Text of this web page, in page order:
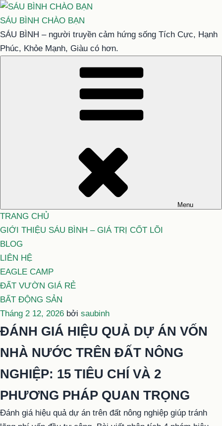
Chuyển
đến
phần
nội
SÁU BÌNH CHÀO BẠN
SÁU BÌNH – người truyền cảm hứng sống Tích Cực, Hạnh
Phúc, Khỏe Mạnh, Giàu có hơn.
Menu
TRANG CHỦ
GIỚI THIỆU SÁU BÌNH – GIÁ TRỊ CỐT LÕI
BLOG
LIÊN HỆ
EAGLE CAMP
ĐẤT VƯỜN GIÁ RẺ
BẤT ĐỘNG SẢN
Đăng
trong
Tháng 2 12, 2026 bởi saubinh
ĐÁNH GIÁ HIỆU QUẢ DỰ ÁN VỐN
NHÀ NƯỚC TRÊN ĐẤT NÔNG
NGHIỆP: 15 TIÊU CHÍ VÀ 2
PHƯƠNG PHÁP QUAN TRỌNG
Đánh giá hiệu quả dự án trên đất nông nghiệp giúp tránh